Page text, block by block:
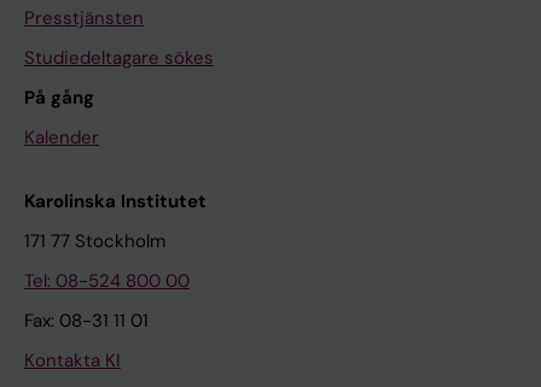
Presstjänsten
Studiedeltagare sökes
På gång
Kalender
Karolinska Institutet
171 77 Stockholm
Tel: 08-524 800 00
Fax: 08-31 11 01
Kontakta KI